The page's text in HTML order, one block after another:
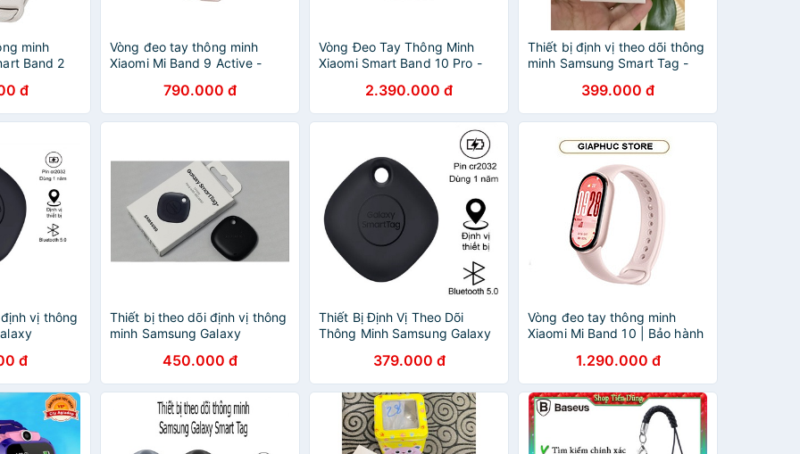
minh
Band 2
đ
Vòng đeo tay thông minh
Xiaomi Mi Band 9 Active -
790.000 đ
Vòng Đeo Tay Thông Minh
Xiaomi Smart Band 10 Pro -
2.390.000 đ
Thiết bị định vị theo dõi thông
minh Samsung Smart Tag -
399.000 đ
vị thông
đ
Thiết bị theo dõi định vị thông
minh Samsung Galaxy
450.000 đ
Thiết Bị Định Vị Theo Dõi
Thông Minh Samsung Galaxy
379.000 đ
Vòng đeo tay thông minh
Xiaomi Mi Band 10 | Bảo hành
GiaPhucStore | Hàng Chính
Hãng
1.290.000 đ